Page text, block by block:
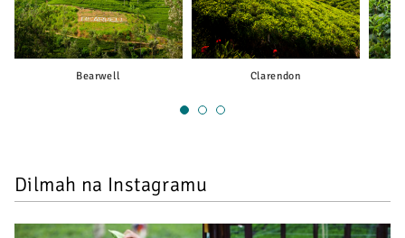
Bearwell Clarendon
1 2 3
Dilmah na Instagramu